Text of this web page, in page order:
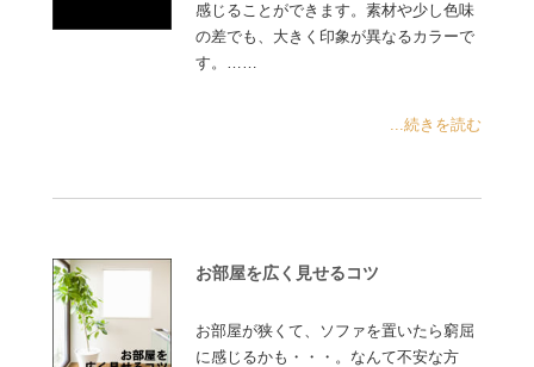
感じることができます。素材や少し色味
の差でも、大きく印象が異なるカラーで
す。……
...続きを読む
お部屋を広く見せるコツ
お部屋が狭くて、ソファを置いたら窮屈
に感じるかも・・・。なんて不安な方